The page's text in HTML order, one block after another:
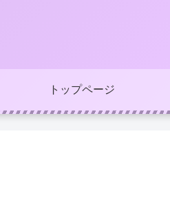
トップページ